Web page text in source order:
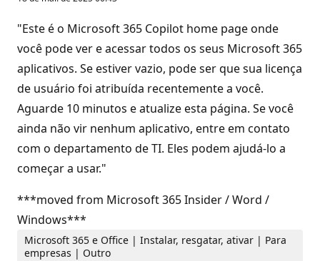
"Este é o Microsoft 365 Copilot home page onde
você pode ver e acessar todos os seus Microsoft 365
aplicativos. Se estiver vazio, pode ser que sua licença
de usuário foi atribuída recentemente a você.
Aguarde 10 minutos e atualize esta página. Se você
ainda não vir nenhum aplicativo, entre em contato
com o departamento de TI. Eles podem ajudá-lo a
começar a usar."
***moved from Microsoft 365 Insider / Word /
Windows***
Microsoft 365 e Office | Instalar, resgatar, ativar | Para
empresas | Outro